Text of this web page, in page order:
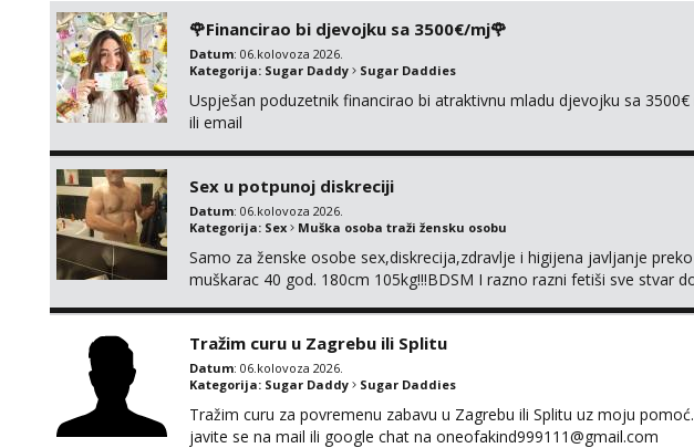
🌹Financirao bi djevojku sa 3500€/mj🌹
Datum: 06.kolovoza 2026.
Kategorija: Sugar Daddy Sugar Daddies
Uspješan poduzetnik financirao bi atraktivnu mladu djevojku sa
ili email
Sex u potpunoj diskreciji
Datum: 06.kolovoza 2026.
Kategorija: Sex Muška osoba traži žensku osobu
Samo za ženske osobe sex,diskrecija,zdravlje i higijena javljanje preko
muškarac 40 god. 180cm 105kg!!!BDSM I razno razni fetiši sve stvar
Tražim curu u Zagrebu ili Splitu
Datum: 06.kolovoza 2026.
Kategorija: Sugar Daddy Sugar Daddies
Tražim curu za povremenu zabavu u Zagrebu ili Splitu uz moju
javite se na mail ili google chat na oneofakind999111@gmail.com